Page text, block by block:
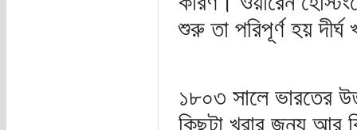
শুরু তা পরিপূর্ণ হয়
১৮০৩ সালে ভারতের
কিছুটা খরার জন্য আর